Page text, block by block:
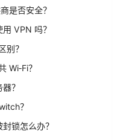
是否安全？
VPN 吗？
别？
Wi‑Fi？
？
？
锁怎么办？